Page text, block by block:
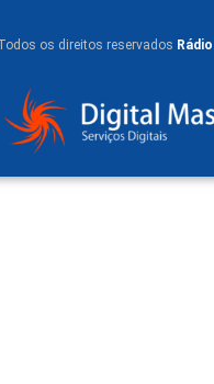
os direitos reservados